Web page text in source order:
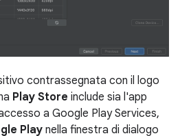
contrassegnata con il logo
Play Store include sia l'app
a Google Play Services,
Playnella finestra di dialogo